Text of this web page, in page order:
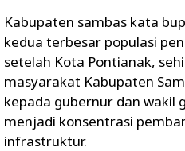
Kabupaten sambas kata
kedua terbesar populasi
setelah Kota Pontianak,
masyarakat Kabupaten
kepada gubernur dan wakil
menjadi konsentrasi
infrastruktur.